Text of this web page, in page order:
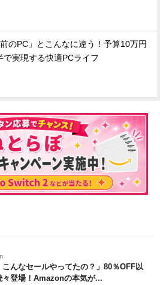
前のPC」とこんなに違う！予算10万円
で実現する快適PCライフ
こんなセールやってたの？」80％OFF以
々登場！Amazonの本気が...